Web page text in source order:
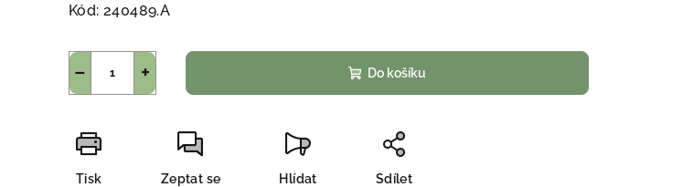
Kód: 240489.A
+
− Do košíku
Tisk Zeptat se Hlídat Sdílet